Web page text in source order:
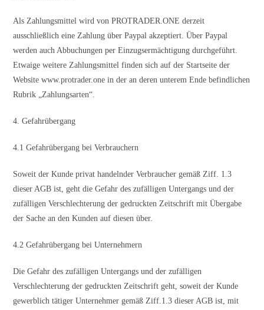
Als Zahlungsmittel wird von PROTRADER.ONE derzeit
ausschließlich eine Zahlung über Paypal akzeptiert. Über Paypal
werden auch Abbuchungen per Einzugsermächtigung durchgeführt.
Etwaige weitere Zahlungsmittel finden sich auf der Startseite der
Website www.protrader.one in der an deren unterem Ende befindlichen
Rubrik „Zahlungsarten“.
4. Gefahrübergang
4.1 Gefahrübergang bei Verbrauchern
Soweit der Kunde privat handelnder Verbraucher gemäß Ziff. 1.3
dieser AGB ist, geht die Gefahr des zufälligen Untergangs und der
zufälligen Verschlechterung der gedruckten Zeitschrift mit Übergabe
der Sache an den Kunden auf diesen über.
4.2 Gefahrübergang bei Unternehmern
Die Gefahr des zufälligen Untergangs und der zufälligen
Verschlechterung der gedruckten Zeitschrift geht, soweit der Kunde
gewerblich tätiger Unternehmer gemäß Ziff.1.3 dieser AGB ist, mit